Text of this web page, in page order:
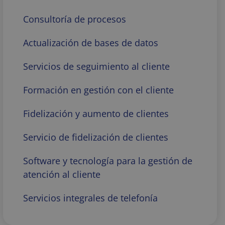
Consultoría de procesos
Actualización de bases de datos
Servicios de seguimiento al cliente
Formación en gestión con el cliente
Fidelización y aumento de clientes
Servicio de fidelización de clientes
Software y tecnología para la gestión de
atención al cliente
Servicios integrales de telefonía